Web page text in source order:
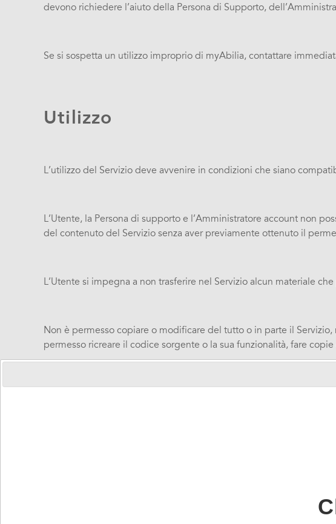
devono richiedere l’aiuto della Persona di Supporto,
Se si sospetta un utilizzo improprio di myAbilia, contattare
Utilizzo
L’utilizzo del Servizio deve avvenire in condizioni che siano
L’Utente, la Persona di supporto e l’Amministratore account non
del contenuto del Servizio senza aver previamente ottenuto il
L’Utente si impegna a non trasferire nel Servizio alcun materiale
Non è permesso copiare o modificare del tutto o in parte il
permesso ricreare il codice sorgente o la sua funzionalità, fare
Alla Persona di supporto e all’Amministratore account non è
L’Utente e/o la Persona di supporto sono responsabili nei
responsabile per i contenuti che vengono caricati da altri che